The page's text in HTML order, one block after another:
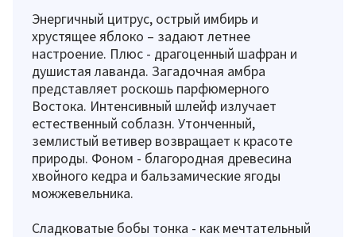
Энергичный цитрус, острый имбирь и
хрустящее яблоко – задают летнее
настроение. Плюс - драгоценный шафран и
душистая лаванда. Загадочная амбра
представляет роскошь парфюмерного
Востока. Интенсивный шлейф излучает
естественный соблазн. Утонченный,
землистый ветивер возвращает к красоте
природы. Фоном - благородная древесина
хвойного кедра и бальзамические ягоды
можжевельника.
Сладковатые бобы тонка - как мечтательный